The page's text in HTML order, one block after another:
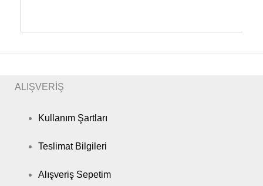
ALIŞVERİŞ
Kullanım Şartları
Teslimat Bilgileri
Alışveriş Sepetim